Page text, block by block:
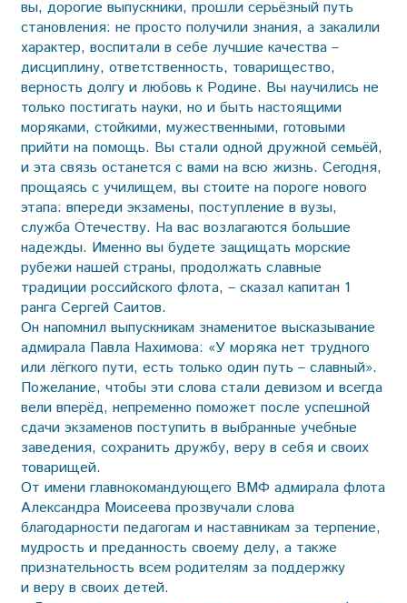
вы, дорогие выпускники, прошли серьёзный путь
становления: не просто получили знания, а закалили
характер, воспитали в себе лучшие качества –
дисциплину, ответственность, товарищество,
верность долгу и любовь к Родине. Вы научились не
только постигать науки, но и быть настоящими
моряками, стойкими, мужественными, готовыми
прийти на помощь. Вы стали одной дружной семьёй,
и эта связь останется с вами на всю жизнь. Сегодня,
прощаясь с училищем, вы стоите на пороге нового
этапа: впереди экзамены, поступление в вузы,
служба Отечеству. На вас возлагаются большие
надежды. Именно вы будете защищать морские
рубежи нашей страны, продолжать славные
традиции российского флота, – сказал капитан 1
ранга Сергей Саитов.
Он напомнил выпускникам знаменитое высказывание
адмирала Павла Нахимова: «У моряка нет трудного
или лёгкого пути, есть только один путь – славный».
Пожелание, чтобы эти слова стали девизом и всегда
вели вперёд, непременно поможет после успешной
сдачи экзаменов поступить в выбранные учебные
заведения, сохранить дружбу, веру в себя и своих
товарищей.
От имени главнокомандующего ВМФ адмирала флота
Александра Моисеева прозвучали слова
благодарности педагогам и наставникам за терпение,
мудрость и преданность своему делу, а также
признательность всем родителям за поддержку
и веру в своих детей.